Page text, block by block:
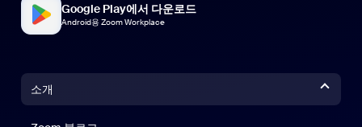
Google Play에서 다운로드
Android용 Zoom Workplace
소개